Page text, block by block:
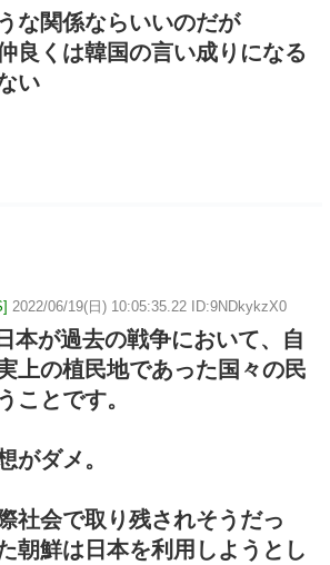
な関係ならいいのだが
良くは韓国の言い成りになる
い
2022/06/19(日) 10:05:35.22 ID:9NDkykzX0
本が過去の戦争において、自
上の植民地であった国々の民
ことです。
がダメ。
社会で取り残されそうだっ
朝鮮は日本を利用しようとし